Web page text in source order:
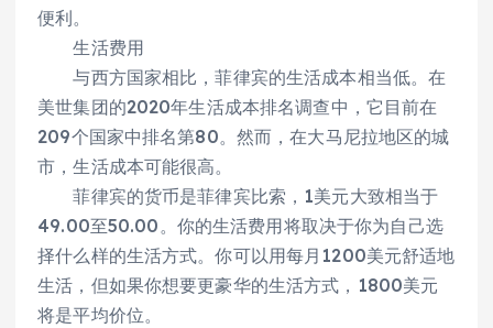
便利。
生活费用
与西方国家相比，菲律宾的生活成本相当低。在
美世集团的2020年生活成本排名调查中，它目前在
209个国家中排名第80。然而，在大马尼拉地区的城
市，生活成本可能很高。
菲律宾的货币是菲律宾比索，1美元大致相当于
49.00至50.00。你的生活费用将取决于你为自己选
择什么样的生活方式。你可以用每月1200美元舒适地
生活，但如果你想要更豪华的生活方式，1800美元
将是平均价位。